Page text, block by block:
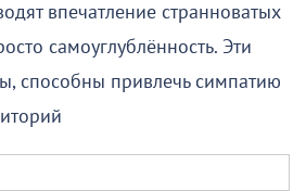
впечатление странноватых
самоуглублённость. Эти
способны привлечь симпатию